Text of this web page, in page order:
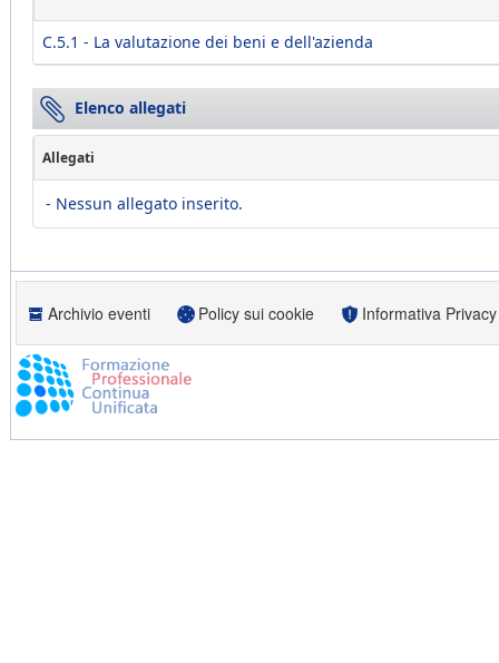
C.5.1 - La valutazione dei beni e dell'azienda
Elenco allegati
Allegati
- Nessun allegato inserito.
Archivio eventi Policy sui cookie Informativa Privacy